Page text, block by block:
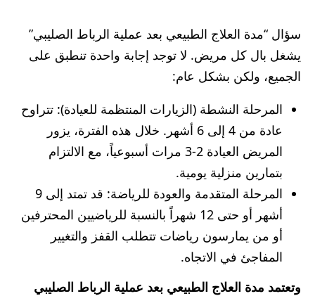
سؤال “مدة العلاج الطبيعي بعد عملية الرباط الصليبي”
يشغل بال كل مريض. لا توجد إجابة واحدة تنطبق على
الجميع، ولكن بشكل عام:
المرحلة النشطة (الزيارات المنتظمة للعيادة): تتراوح
عادة من 4 إلى 6 أشهر. خلال هذه الفترة، يزور
المريض العيادة 2-3 مرات أسبوعياً، مع الالتزام
بتمارين منزلية يومية.
المرحلة المتقدمة والعودة للرياضة: قد تمتد إلى 9
أشهر أو حتى 12 شهراً بالنسبة للرياضيين المحترفين
أو من يمارسون رياضات تتطلب القفز والتغيير
المفاجئ في الاتجاه.
وتعتمد مدة العلاج الطبيعي بعد عملية الرباط الصليبي